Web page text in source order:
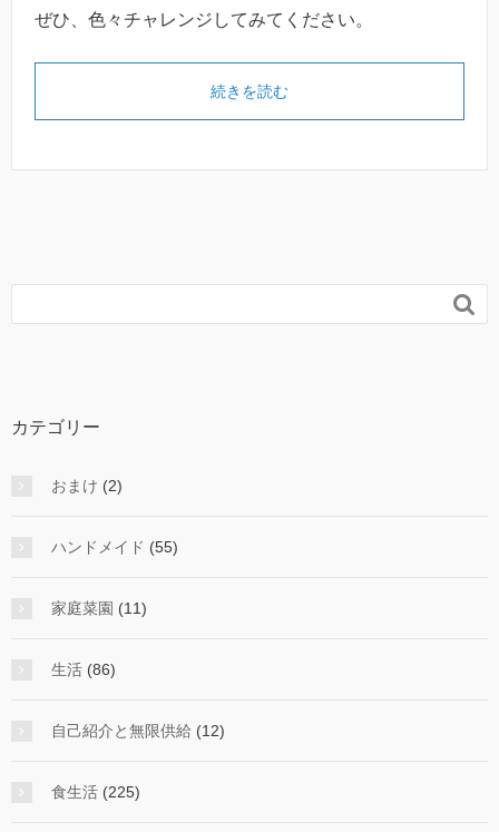
ぜひ、色々チャレンジしてみてください。
続きを読む

カテゴリー
おまけ (2)
ハンドメイド (55)
家庭菜園 (11)
生活 (86)
自己紹介と無限供給 (12)
食生活 (225)